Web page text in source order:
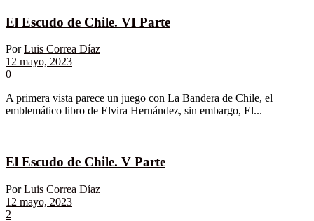
El Escudo de Chile. VI Parte
Por Luis Correa Díaz
12 mayo, 2023
0
A primera vista parece un juego con La Bandera de Chile, el
emblemático libro de Elvira Hernández, sin embargo, El...
El Escudo de Chile. V Parte
Por Luis Correa Díaz
12 mayo, 2023
2